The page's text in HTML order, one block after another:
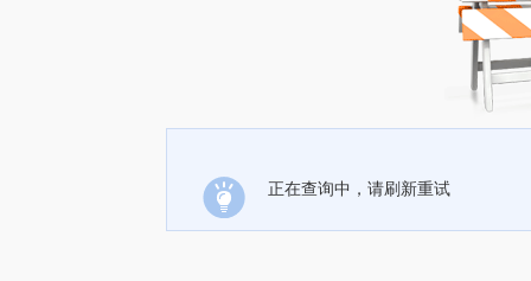
正在查询中，请刷新重试